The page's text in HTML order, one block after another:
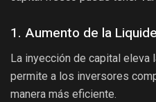
1. Aumento de la
La inyección de capital eleva
permite a los inversores
manera más eficiente.